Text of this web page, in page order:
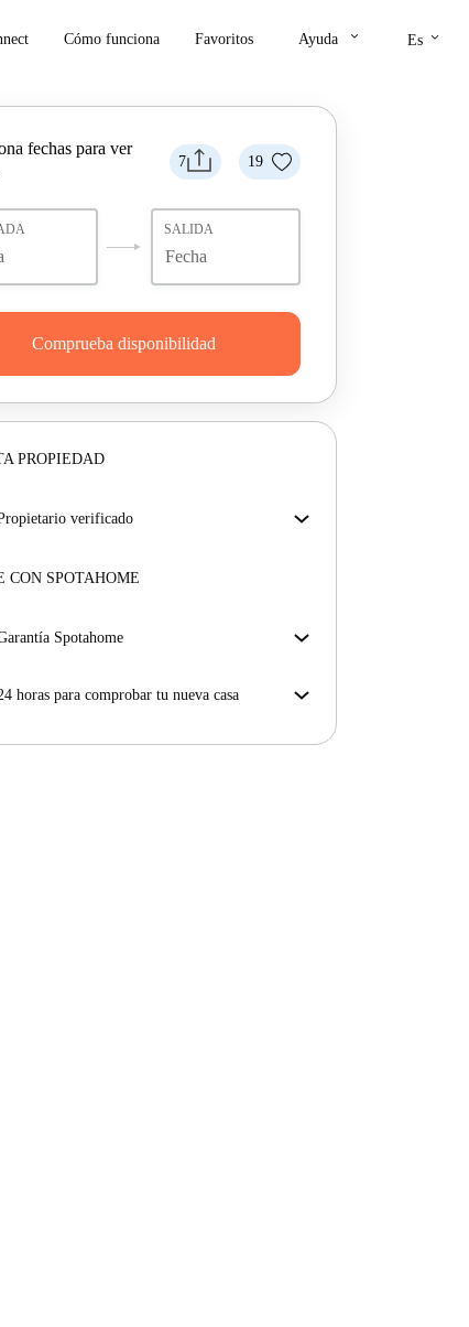
Cómo funciona Favoritos Ayuda keyboard_arrow_down Es keyboard_arrow_down
7 19
fechas para ver
SALIDA
Comprueba disponibilidad
PROPIEDAD
Propietario verificado
sobre este arrendador
CON SPOTAHOME
Garantía Spotahome
previas a la fecha de entrada, Spotahome A) te
hasta que encuentres nueva casa o B) te hará
24 horas para comprobar tu nueva casa